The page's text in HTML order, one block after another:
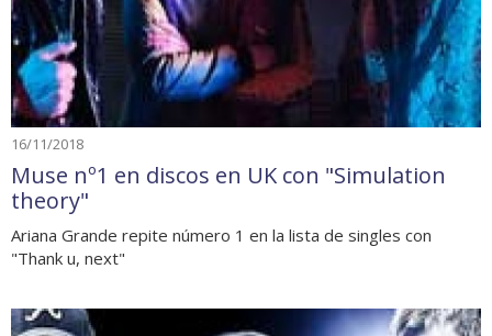
16/11/2018
Muse nº1 en discos en UK con "Simulation
theory"
Ariana Grande repite número 1 en la lista de singles con
"Thank u, next"